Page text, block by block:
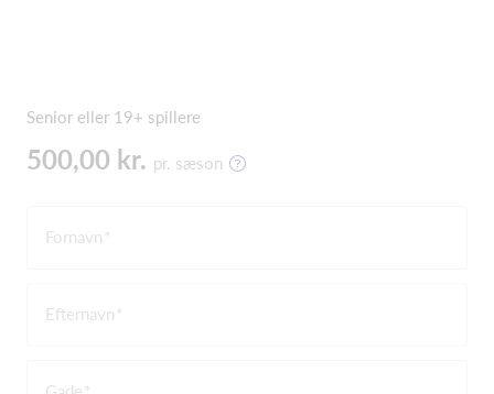
Senior eller 19+ spillere
500,00 kr. pr. sæson
Fornavn
Efternavn